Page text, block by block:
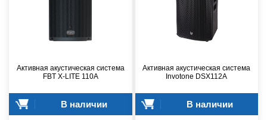
Активная акустическая система
FBT X-LITE 110A
В наличии
Активная акустическая система
Invotone DSX112A
В наличии